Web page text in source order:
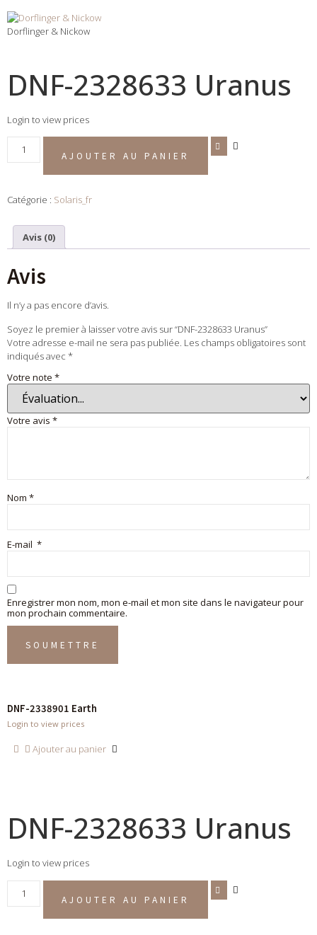
Dorflinger & Nickow
DNF-2328633 Uranus
Login to view prices
AJOUTER AU PANIER
Catégorie : Solaris_fr
Avis (0)
Avis
Il n’y a pas encore d’avis.
Soyez le premier à laisser votre avis sur “DNF-2328633 Uranus”
Votre adresse e-mail ne sera pas publiée. Les champs obligatoires sont
indiqués avec *
Votre note *
Votre avis *
Nom *
E-mail *
Enregistrer mon nom, mon e-mail et mon site dans le navigateur pour
mon prochain commentaire.
DNF-2338901 Earth
Login to view prices
Ajouter au panier
DNF-2328633 Uranus
Login to view prices
AJOUTER AU PANIER